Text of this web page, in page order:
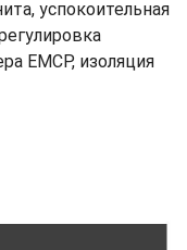
успокоительная
EMCP, изоляция